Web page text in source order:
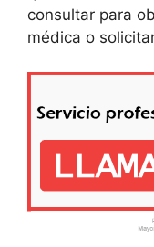
consultar para
médica o